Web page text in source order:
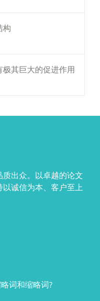
构
其巨大的促进作用
出众。以卓越的论文
诚信为本、客户至上
词和缩略词?